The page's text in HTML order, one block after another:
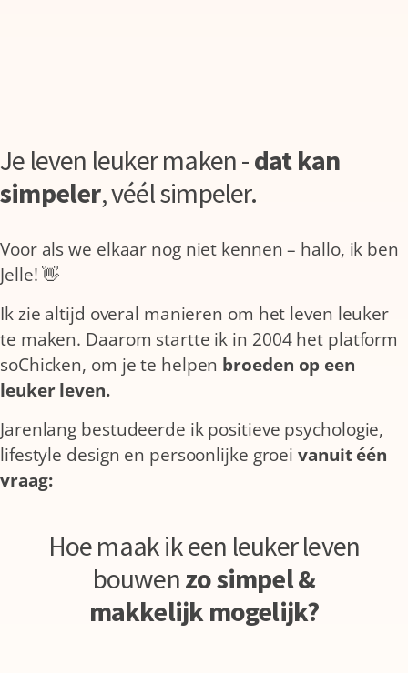
Je leven leuker maken -dat kan
simpeler,véél simpeler.
Voor als we elkaar nog niet kennen – hallo, ik ben
Jelle! 👋
Ik zie altijd overal manieren om het leven leuker
te maken. Daarom startte ik in 2004 het platform
soChicken, om je te helpen broeden op een
leuker leven.
Jarenlang bestudeerde ik positieve psychologie,
lifestyle design en persoonlijke groeivanuit één
vraag:
Hoe maak ik een leuker leven
bouwenzo simpel &
makkelijk mogelijk?